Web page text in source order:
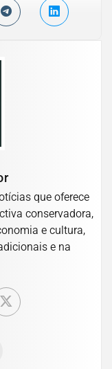
que oferece
conservadora,
e cultura,
e na